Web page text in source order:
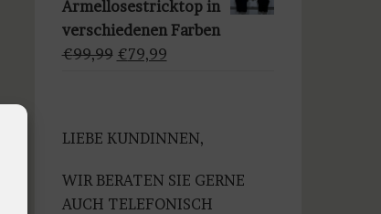
€159,99
€129,99.
Ärmellosestricktop in
verschiedenen Farben
€99,99 Ursprünglicher
€79,99Aktueller
LIEBE KUNDINNEN,
WIR BERATEN SIE GERNE
AUCH TELEFONISCH